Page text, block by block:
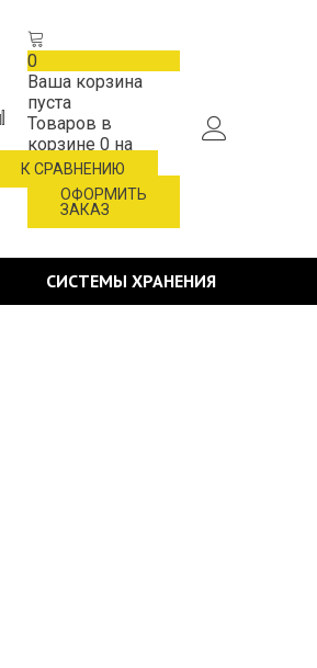
К СРАВНЕНИЮ
0
Ваша корзина
пуста
Товаров в
корзине 0 на
сумму0 ₸
ОФОРМИТЬ
ЗАКАЗ
СИСТЕМЫ ХРАНЕНИЯ